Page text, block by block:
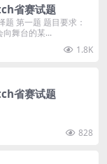
省赛试题
第一题 题目要求：
舞台的某...
1.8K
省赛试题
828